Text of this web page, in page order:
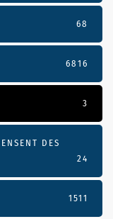
68
6816
3
DES
24
1511